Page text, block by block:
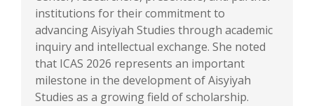
institutions for their commitment to
advancing Aisyiyah Studies through academic
inquiry and intellectual exchange. She noted
that ICAS 2026 represents an important
milestone in the development of Aisyiyah
Studies as a growing field of scholarship.